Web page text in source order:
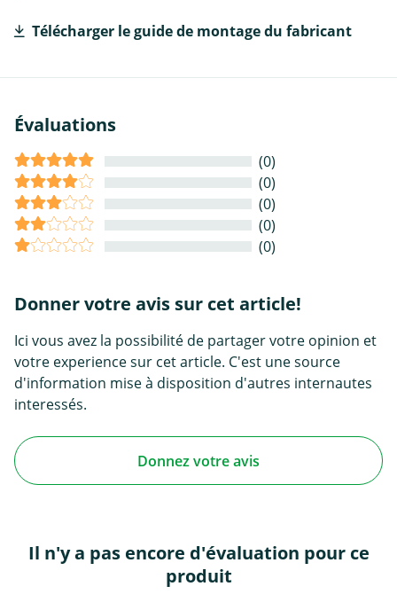
Télécharger le guide de montage du fabricant
Évaluations
(0)
(0)
(0)
(0)
(0)
Donner votre avis sur cet article!
Ici vous avez la possibilité de partager votre opinion et
votre experience sur cet article. C'est une source
d'information mise à disposition d'autres internautes
interessés.
Donnez votre avis
Il n'y a pas encore d'évaluation pour ce
produit